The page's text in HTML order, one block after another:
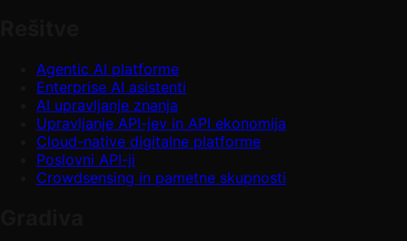
Agentic AI platforme
Enterprise AI asistenti
AI upravljanje znanja
Upravljanje API-jev in API ekonomija
Cloud-native digitalne platforme
Poslovni API-ji
Crowdsensing in pametne skupnosti